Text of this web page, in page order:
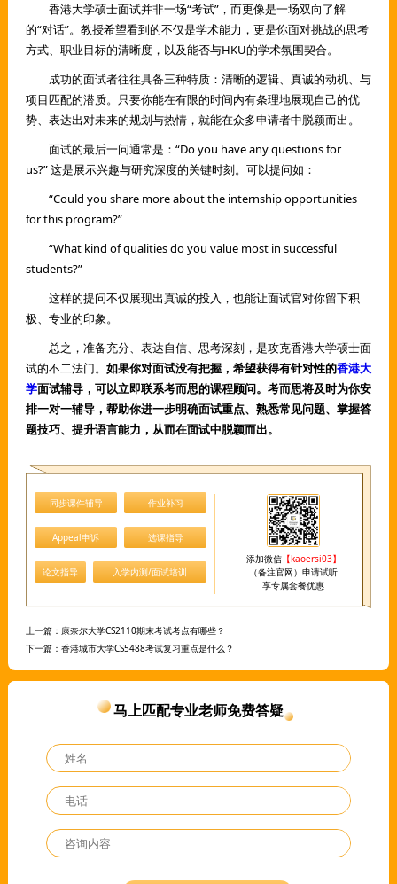
香港大学硕士面试并非一场“考试”，而更像是一场双向了解
的“对话”。教授希望看到的不仅是学术能力，更是你面对挑战的思考
方式、职业目标的清晰度，以及能否与HKU的学术氛围契合。
成功的面试者往往具备三种特质：清晰的逻辑、真诚的动机、与
项目匹配的潜质。只要你能在有限的时间内有条理地展现自己的优
势、表达出对未来的规划与热情，就能在众多申请者中脱颖而出。
面试的最后一问通常是：“Do you have any questions for
us?” 这是展示兴趣与研究深度的关键时刻。可以提问如：
“Could you share more about the internship opportunities
for this program?”
“What kind of qualities do you value most in successful
students?”
这样的提问不仅展现出真诚的投入，也能让面试官对你留下积
极、专业的印象。
总之，准备充分、表达自信、思考深刻，是攻克香港大学硕士面
试的不二法门。 如果你对面试没有把握，希望获得有针对性的香港大
学面试辅导，可以立即联系考而思的课程顾问。考而思将及时为你安
排一对一辅导，帮助你进一步明确面试重点、熟悉常见问题、掌握答
题技巧、提升语言能力，从而在面试中脱颖而出。
同步课件辅导 作业补习
Appeal申诉 选课指导
论文指导 入学内测/面试培训
添加微信【kaoersi03】
（备注官网）申请试听
享专属套餐优惠
上一篇： 康奈尔大学CS2110期末考试考点有哪些？
下一篇： 香港城市大学CS5488考试复习重点是什么？
马上匹配专业老师免费答疑